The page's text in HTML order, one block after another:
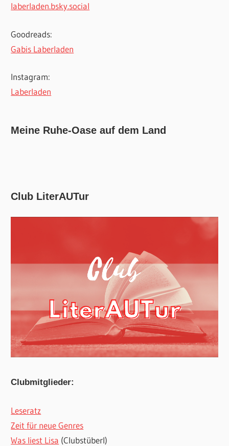
laberladen.bsky.social
Goodreads:
Gabis Laberladen
Instagram:
Laberladen
Meine Ruhe-Oase auf dem Land
Club LiterAUTur
Clubmitglieder:
Leseratz
Zeit für neue Genres
Was liest Lisa (Clubstüberl)